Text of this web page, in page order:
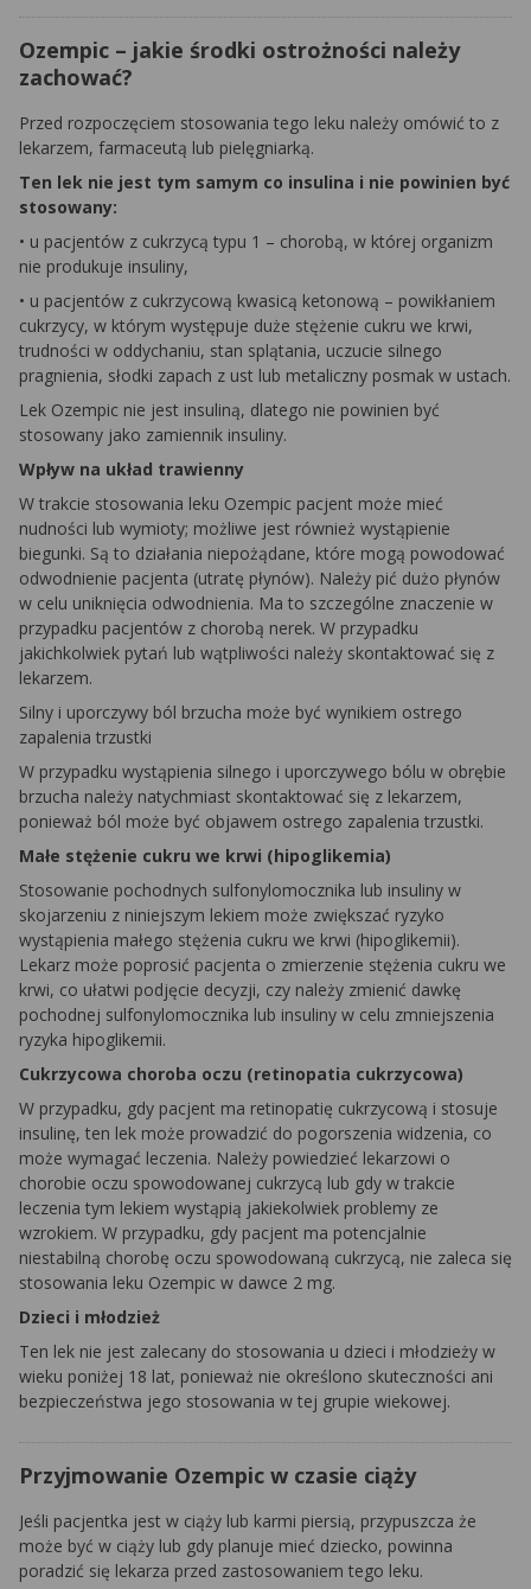
Ozempic – jakie środki ostrożności należy
zachować?
Przed rozpoczęciem stosowania tego leku należy omówić to z
lekarzem, farmaceutą lub pielęgniarką.
Ten lek nie jest tym samym co insulina i nie powinien być
stosowany:
• u pacjentów z cukrzycą typu 1 – chorobą, w której organizm
nie produkuje insuliny,
• u pacjentów z cukrzycową kwasicą ketonową – powikłaniem
cukrzycy, w którym występuje duże stężenie cukru we krwi,
trudności w oddychaniu, stan splątania, uczucie silnego
pragnienia, słodki zapach z ust lub metaliczny posmak w ustach.
Lek Ozempic nie jest insuliną, dlatego nie powinien być
stosowany jako zamiennik insuliny.
Wpływ na układ trawienny
W trakcie stosowania leku Ozempic pacjent może mieć
nudności lub wymioty; możliwe jest również wystąpienie
biegunki. Są to działania niepożądane, które mogą powodować
odwodnienie pacjenta (utratę płynów). Należy pić dużo płynów
w celu uniknięcia odwodnienia. Ma to szczególne znaczenie w
przypadku pacjentów z chorobą nerek. W przypadku
jakichkolwiek pytań lub wątpliwości należy skontaktować się z
lekarzem.
Silny i uporczywy ból brzucha może być wynikiem ostrego
zapalenia trzustki
W przypadku wystąpienia silnego i uporczywego bólu w obrębie
brzucha należy natychmiast skontaktować się z lekarzem,
ponieważ ból może być objawem ostrego zapalenia trzustki.
Małe stężenie cukru we krwi (hipoglikemia)
Stosowanie pochodnych sulfonylomocznika lub insuliny w
skojarzeniu z niniejszym lekiem może zwiększać ryzyko
wystąpienia małego stężenia cukru we krwi (hipoglikemii).
Lekarz może poprosić pacjenta o zmierzenie stężenia cukru we
krwi, co ułatwi podjęcie decyzji, czy należy zmienić dawkę
pochodnej sulfonylomocznika lub insuliny w celu zmniejszenia
ryzyka hipoglikemii.
Cukrzycowa choroba oczu (retinopatia cukrzycowa)
W przypadku, gdy pacjent ma retinopatię cukrzycową i stosuje
insulinę, ten lek może prowadzić do pogorszenia widzenia, co
może wymagać leczenia. Należy powiedzieć lekarzowi o
chorobie oczu spowodowanej cukrzycą lub gdy w trakcie
leczenia tym lekiem wystąpią jakiekolwiek problemy ze
wzrokiem. W przypadku, gdy pacjent ma potencjalnie
niestabilną chorobę oczu spowodowaną cukrzycą, nie zaleca się
stosowania leku Ozempic w dawce 2 mg.
Dzieci i młodzież
Ten lek nie jest zalecany do stosowania u dzieci i młodzieży w
wieku poniżej 18 lat, ponieważ nie określono skuteczności ani
bezpieczeństwa jego stosowania w tej grupie wiekowej.
Przyjmowanie Ozempic w czasie ciąży
Jeśli pacjentka jest w ciąży lub karmi piersią, przypuszcza że
może być w ciąży lub gdy planuje mieć dziecko, powinna
poradzić się lekarza przed zastosowaniem tego leku.